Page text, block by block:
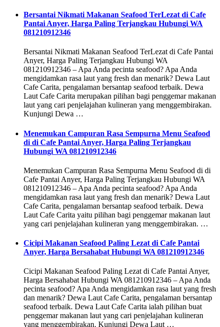
Bersantai Nikmati Makanan Seafood TerLezat di Cafe
Pantai Anyer, Harga Paling Terjangkau Hubungi WA
081210912346
Bersantai Nikmati Makanan Seafood TerLezat di Cafe Pantai
Anyer, Harga Paling Terjangkau Hubungi WA
081210912346 – Apa Anda pecinta seafood? Apa Anda
mengidamkan rasa laut yang fresh dan menarik? Dewa Laut
Cafe Carita, pengalaman bersantap seafood terbaik. Dewa
Laut Cafe Carita merupakan pilihan bagi penggemar makanan
laut yang cari penjelajahan kulineran yang menggembirakan.
Kunjungi Dewa …
Menemukan Campuran Rasa Sempurna Menu Seafood
di di Cafe Pantai Anyer, Harga Paling Terjangkau
Hubungi WA 081210912346
Menemukan Campuran Rasa Sempurna Menu Seafood di di
Cafe Pantai Anyer, Harga Paling Terjangkau Hubungi WA
081210912346 – Apa Anda pecinta seafood? Apa Anda
mengidamkan rasa laut yang fresh dan menarik? Dewa Laut
Cafe Carita, pengalaman bersantap seafood terbaik. Dewa
Laut Cafe Carita yaitu pilihan bagi penggemar makanan laut
yang cari penjelajahan kulineran yang menggembirakan. …
Cicipi Makanan Seafood Paling Lezat di Cafe Pantai
Anyer, Harga Bersahabat Hubungi WA 081210912346
Cicipi Makanan Seafood Paling Lezat di Cafe Pantai Anyer,
Harga Bersahabat Hubungi WA 081210912346 – Apa Anda
pecinta seafood? Apa Anda mengidamkan rasa laut yang fresh
dan menarik? Dewa Laut Cafe Carita, pengalaman bersantap
seafood terbaik. Dewa Laut Cafe Carita ialah pilihan buat
penggemar makanan laut yang cari penjelajahan kulineran
yang menggembirakan. Kunjungi Dewa Laut …